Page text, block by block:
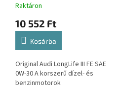
Raktáron
10 552 Ft
Kosárba
Original Audi LongLife III FE SAE
0W-30 A korszerű dízel- és
benzinmotorok